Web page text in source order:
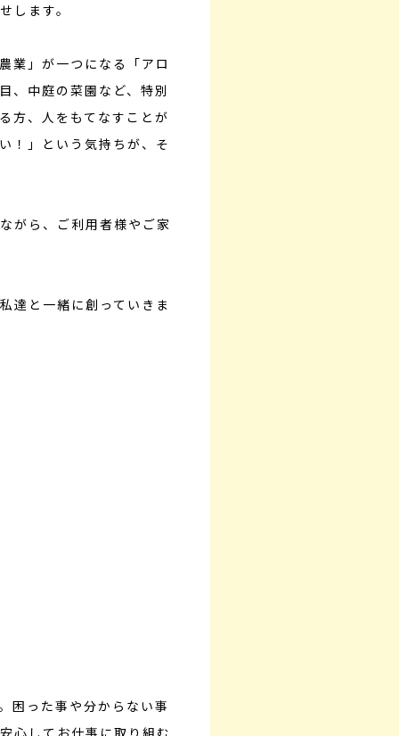
します。
業」が一つになる「アロ
、中庭の菜園など、特別
方、人をもてなすことが
！」という気持ちが、そ
がら、ご利用者様やご家
達と一緒に創っていきま
困った事や分からない事
心してお仕事に取り組む